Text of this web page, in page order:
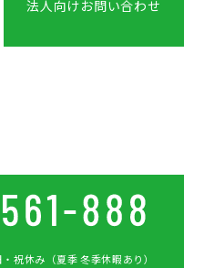
法人向けお問い合わせ
祝休み（夏季 冬季休暇あり）